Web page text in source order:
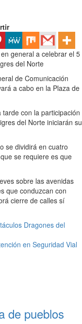
general a celebrar el 5
del Norte
de Comunicación
a cabo en la Plaza de
con la participación
del Norte iniciarán su
se dividirá en cuatro
se requiere es que
sobre las avenidas
que conduzcan con
cierre de calles sí
Dragones del
en Seguridad Vial
de pueblos